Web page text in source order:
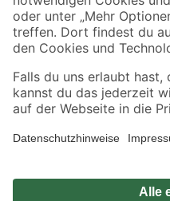
Alle Preisangaben in EUR inkl. gesetzl.
Umständen nicht in allen Märkten
Produkte nur solange der Vorrat reicht.
*Paketversand ab 59 € versandkostenfrei,
Privatsphäre